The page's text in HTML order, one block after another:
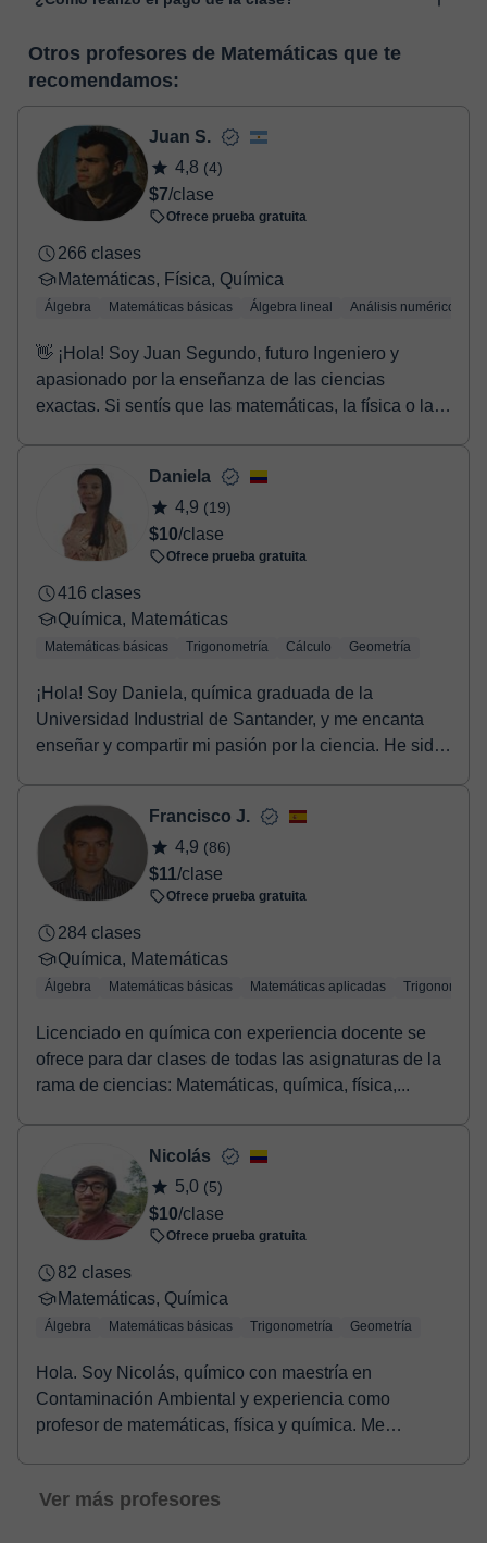
pizarra virtual o el editor de textos a tiempo real. En el siguiente
enlace puedes ver una demo del aula y conocerla: Ver aula
virtual
horas, podrás realizar el pago mediante nuestro TPV virtual.
Tienes dos opciones para efectuar el pago:
- Tarjeta de crédito.
- Paypal.
Una vez realices el pago de la clase, recibirás un e-mail de
confirmación de la reserva.
Otros profesores de Matemáticas que te
recomendamos:
Juan S.
4,8 (4)
$7/clase
Ofrece prueba gratuita
266 clases
Matemáticas, Física, Química
Álgebra Matemáticas básicas Álgebra lineal Análisis numérico
👋 ¡Hola! Soy Juan Segundo, futuro Ingeniero y
apasionado por la enseñanza de las ciencias
exactas. Si sentís que las matemáticas, la física o la
Daniela
4,9 (19)
$10/clase
Ofrece prueba gratuita
416 clases
Química, Matemáticas
Matemáticas básicas Trigonometría Cálculo Geometría
¡Hola! Soy Daniela, química graduada de la
Universidad Industrial de Santander, y me encanta
enseñar y compartir mi pasión por la ciencia. He sido
Francisco J.
4,9 (86)
$11/clase
Ofrece prueba gratuita
284 clases
Química, Matemáticas
Álgebra Matemáticas básicas Matemáticas aplicadas Trigonometría
Licenciado en química con experiencia docente se
ofrece para dar clases de todas las asignaturas de la
rama de ciencias: Matemáticas, química, física,...
Nicolás
5,0 (5)
$10/clase
Ofrece prueba gratuita
82 clases
Matemáticas, Química
Álgebra Matemáticas básicas Trigonometría Geometría
Hola. Soy Nicolás, químico con maestría en
Contaminación Ambiental y experiencia como
profesor de matemáticas, física y química. Me
Ver más profesores